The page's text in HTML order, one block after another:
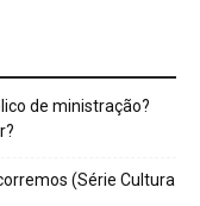
de ministração?
(Série Cultura